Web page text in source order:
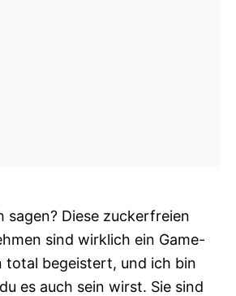
sagen? Diese zuckerfreien
sind wirklich ein Game-
total begeistert, und ich bin
es auch sein wirst. Sie sind